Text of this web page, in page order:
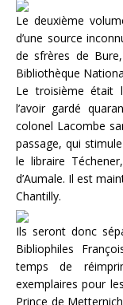
Le deuxième
d’une source
de sfrères de
Bibliothèque
Le troisième était
l’avoir gardé
colonel Lacombe
passage, qui
le libraire
d’Aumale. Il est
Chantilly.
Ils seront donc
Bibliophiles
temps de
exemplaires pour
Prince de